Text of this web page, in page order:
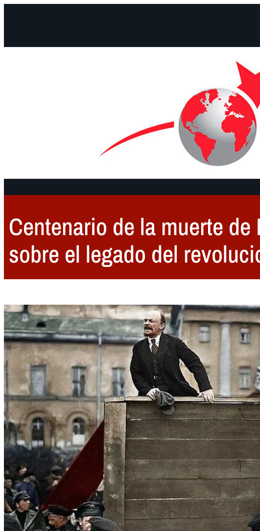
Centenario de la muerte
sobre el legado del